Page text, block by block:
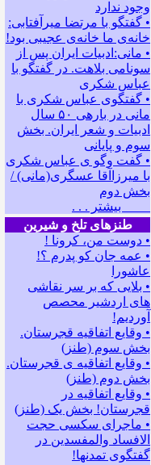
وجود ندارد
• گفتگو با مرتضا میرآفتابی:
ﺧﺎﻧﻪﻯ ﻣﺎ ﺧﺎﻧﻪﻯ ﻋﺠﻴﺒﻰ ﺑﻮﺩ!
• مانی:ادبیات ایران پس از
سونامی بلاهت. در گفتگو با
عباس شکری
• گفتگوی عباس شکری با
مانی در باره‍ی ۵۰ سال
ادبیات و شعر ایران. بخش
سوم و پایانی
• گفت وگو ی عباس شکری
با میرزاآقا عسگری(مانی) /
بخش دوم
بیشتر . . .
طنزهای تلخ و شیرین
• دوست من، کرونا !
• ﻋﻤﻪ ﺟﺎﻥ ﻛﻮ ﭘﺪﺭﻡ ؟!
عاشورا
• بلایی که بر سر نقاشی
های اردشیر محصص
آوردیم!
• وقایع اتفاقیه قجرستان.
بخش سوم (طنز)
• وقایع اتفاقیه ی قجرستان.
بخش دوم (طنز)
• وقایع اتفاقیه در
قجرستان! بخش یک (طنز)
• ماجرای سکسی حجت
الافساد والمفسدین در
گفتگوی تمدنها!